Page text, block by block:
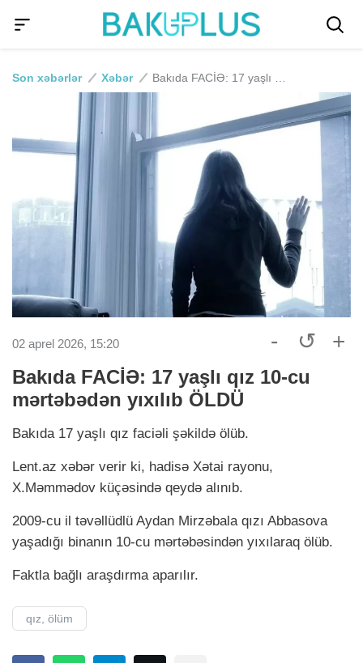
Son xəbərlər Xəbər
02 aprel 2026, 15:20 - ↺ +
Bakıda FACİƏ: 17 yaşlı qız 10-cu
mərtəbədən yıxılıb ÖLDÜ
Bakıda 17 yaşlı qız faciəli şəkildə ölüb.
Lent.аz xəbər verir ki, hadisə Xətai rayonu,
X.Məmmədov küçəsində qeydə alınıb.
2009-cu il təvəllüdlü Aydan Mirzəbala qızı Abbasova
yaşadığı binanın 10-cu mərtəbəsindən yıxılaraq ölüb.
Faktla bağlı araşdırma aparılır.
qız, ölüm